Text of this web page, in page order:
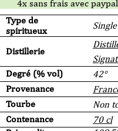
Type de
spiritueux
Distillerie
Degré (% vol)
42°
Provenance
Tourbe
Non
Contenance
70 cl
4x sans frais avec paypal